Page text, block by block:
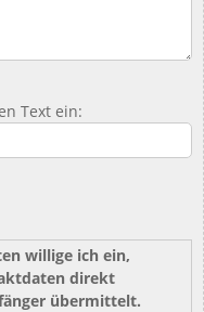
Text ein:
willige ich ein,
direkt
übermittelt.